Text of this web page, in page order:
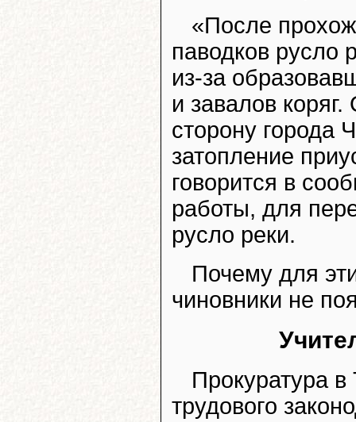
«После
паводков русло
из-за
и завалов
сторону города
затопление
говорится в
работы, для
русло реки.
Почему для
чиновники не
Прокуратура
трудового